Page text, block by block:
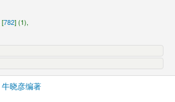
[782] (1),
牛晓彦编著